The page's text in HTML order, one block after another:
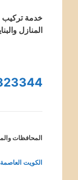
خدمة تركيب
المنازل
المحافظات
الكويت العاصمة